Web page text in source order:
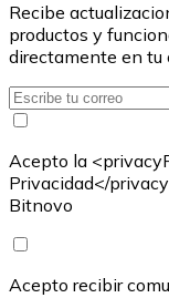
Recibe
productos y
directamente en tu
Acepto la
Privacidad</
Bitnovo
Acepto recibir